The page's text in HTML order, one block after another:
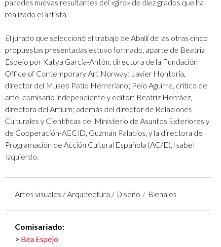
paredes nuevas resultantes del «giro» de diez grados que ha
realizado el artista.
El jurado que seleccionó el trabajo de Aballí de las otras cinco
propuestas presentadas estuvo formado, aparte de Beatriz
Espejo por Katya García-Antón, directora de la Fundación
Office of Contemporary Art Norway; Javier Hontoria,
director del Museo Patio Herreriano; Peio Aguirre, crítico de
arte, comisario independiente y editor; Beatriz Herráez,
directora del Artium; además del director de Relaciones
Culturales y Científicas del Ministerio de Asuntos Exteriores y
de Cooperación-AECID, Guzmán Palacios, y la directora de
Programación de Acción Cultural Española (AC/E), Isabel
Izquierdo.
Artes visuales / Arquitectura / Diseño Bienales
Comisariado:
Bea Espejo